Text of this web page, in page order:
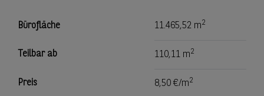
Bürofläche 11.465,52 m2
Teilbar ab 110,11 m2
Preis 8,50 €/m2